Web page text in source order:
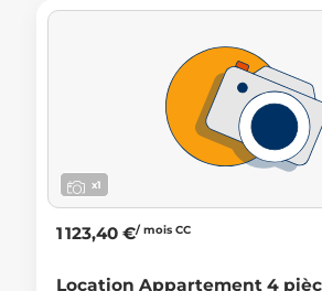
x1
1 123,40 €/ mois CC
Location Appartement 4